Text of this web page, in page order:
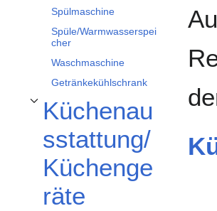
Spülmaschine
Spüle/Warmwasserspei
cher
Waschmaschine
Getränkekühlschrank
Küchenau
sstattung/
Küchenge
räte
Unterabschnitt Küchenausstattung/Küchengeräte